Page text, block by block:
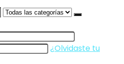
¿Olvidaste tu